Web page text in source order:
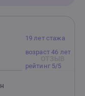
19 лет стажа
возраст 46 лет
рейтинг 5/5